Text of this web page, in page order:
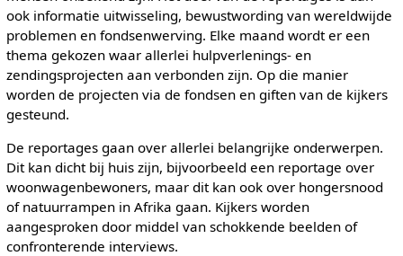
ook informatie uitwisseling, bewustwording van wereldwijde
problemen en fondsenwerving. Elke maand wordt er een
thema gekozen waar allerlei hulpverlenings- en
zendingsprojecten aan verbonden zijn. Op die manier
worden de projecten via de fondsen en giften van de kijkers
gesteund.
De reportages gaan over allerlei belangrijke onderwerpen.
Dit kan dicht bij huis zijn, bijvoorbeeld een reportage over
woonwagenbewoners, maar dit kan ook over hongersnood
of natuurrampen in Afrika gaan. Kijkers worden
aangesproken door middel van schokkende beelden of
confronterende interviews.